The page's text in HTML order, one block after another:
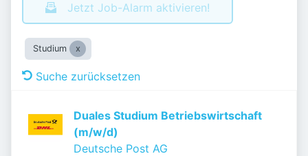
Jetzt Job-Alarm aktivieren!
Studium
Suche zurücksetzen
Duales Studium Betriebswirtschaft
(m/w/d)
Deutsche Post AG